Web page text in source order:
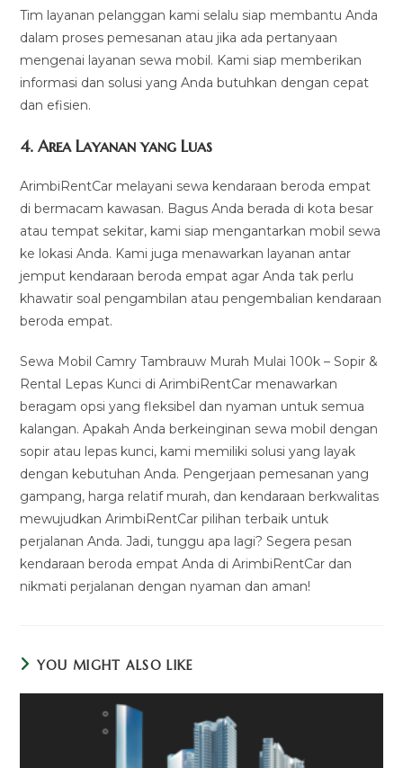
Tim layanan pelanggan kami selalu siap membantu Anda
dalam proses pemesanan atau jika ada pertanyaan
mengenai layanan sewa mobil. Kami siap memberikan
informasi dan solusi yang Anda butuhkan dengan cepat
dan efisien.
4.Area Layanan yang Luas
ArimbiRentCar melayani sewa kendaraan beroda empat
di bermacam kawasan. Bagus Anda berada di kota besar
atau tempat sekitar, kami siap mengantarkan mobil sewa
ke lokasi Anda. Kami juga menawarkan layanan antar
jemput kendaraan beroda empat agar Anda tak perlu
khawatir soal pengambilan atau pengembalian kendaraan
beroda empat.
Sewa Mobil Camry Tambrauw Murah Mulai 100k – Sopir &
Rental Lepas Kunci di ArimbiRentCar menawarkan
beragam opsi yang fleksibel dan nyaman untuk semua
kalangan. Apakah Anda berkeinginan sewa mobil dengan
sopir atau lepas kunci, kami memiliki solusi yang layak
dengan kebutuhan Anda. Pengerjaan pemesanan yang
gampang, harga relatif murah, dan kendaraan berkwalitas
mewujudkan ArimbiRentCar pilihan terbaik untuk
perjalanan Anda. Jadi, tunggu apa lagi? Segera pesan
kendaraan beroda empat Anda di ArimbiRentCar dan
nikmati perjalanan dengan nyaman dan aman!
YOU MIGHT ALSO LIKE